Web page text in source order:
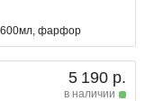
600мл, фарфор
5 190 р.
в наличии